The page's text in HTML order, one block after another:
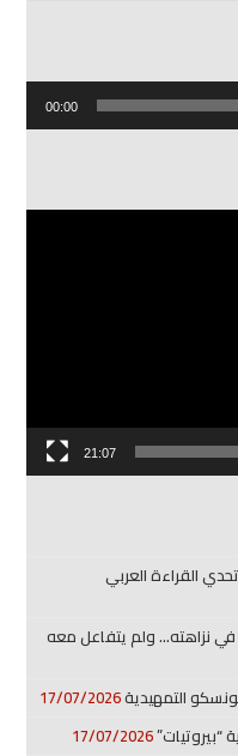
00:00
21:07
القراءة العربي
في نزاهته… ولم يتفاعل معه
17/07/2026
17/07/2026